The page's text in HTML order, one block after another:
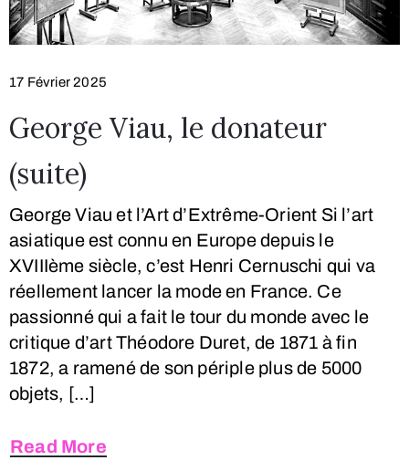
17 Février 2025
George Viau, le donateur
(suite)
George Viau et l’Art d’Extrême-Orient Si l’art
asiatique est connu en Europe depuis le
XVIIIème siècle, c’est Henri Cernuschi qui va
réellement lancer la mode en France. Ce
passionné qui a fait le tour du monde avec le
critique d’art Théodore Duret, de 1871 à fin
1872, a ramené de son périple plus de 5000
objets, […]
Read More